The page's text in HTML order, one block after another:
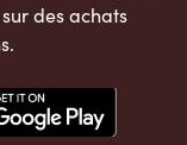
des achats